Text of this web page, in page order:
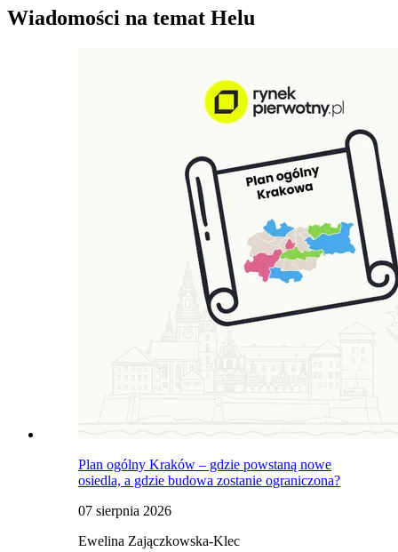
Wiadomości na temat Helu
Plan ogólny Kraków – gdzie powstaną nowe
osiedla, a gdzie budowa zostanie ograniczona?
07 sierpnia 2026
Ewelina Zajączkowska-Klec